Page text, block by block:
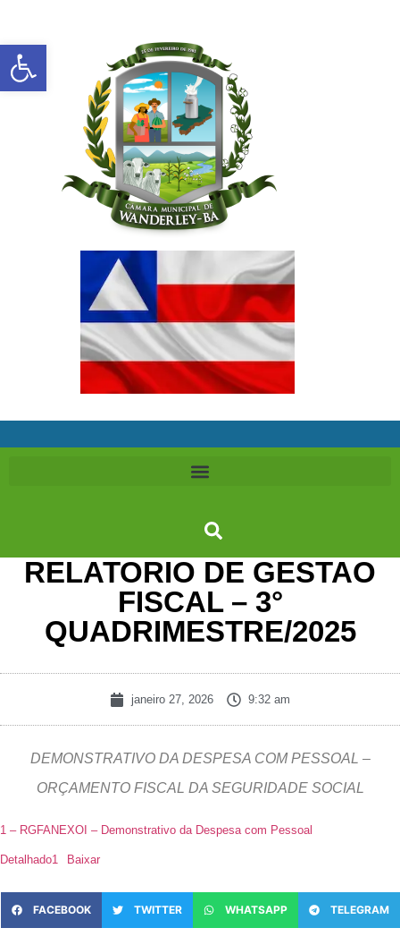
RELATORIO DE GESTAO
FISCAL – 3°
QUADRIMESTRE/2025
janeiro 27, 2026 9:32 am
DEMONSTRATIVO DA DESPESA COM PESSOAL –
ORÇAMENTO FISCAL DA SEGURIDADE SOCIAL
1 – RGFANEXOI – Demonstrativo da Despesa com Pessoal
Detalhado1 Baixar
FACEBOOK TWITTER WHATSAPP TELEGRAM
Abrir a barra de ferramentas